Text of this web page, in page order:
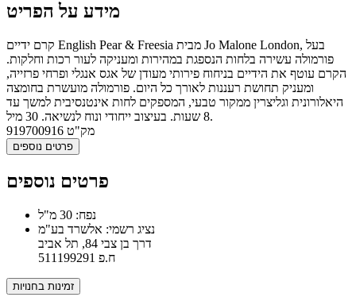
מידע על הפריט
קרם ידיים English Pear & Freesia מבית Jo Malone London, בעל
פורמולה עשירה בלחות הנספגת במהירות ומעניקה לעור רכות וחלקות.
הקרם עוטף את הידיים בניחוח פירותי מעודן של אגס אנגלי ופרחי פרזייה,
ומעניק תחושת רעננות לאורך כל היום. פורמולה מועשרת בחומצה
היאלורונית וגליצרין ממקור טבעי, המספקים לחות אינטנסיבית למשך עד
8 שעות. בעיצוב ייחודי ונוח לנשיאה. 30 מיל.
מק"ט 919700916
פרטים נוספים
פרטים נוספים
נפח: 30 מ"ל
נציג רשמי: אלשרד בע"מ
דרך בן צבי 84, תל אביב
ח.פ 511199291
זמינות בחנויות